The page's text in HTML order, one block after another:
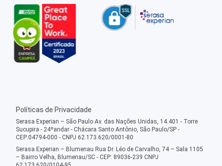
Políticas de Privacidade
Serasa Experian – São Paulo Av. das Nações Unidas, 14.401 - Torre
Sucupira - 24ºandar - Chácara Santo Antônio, São Paulo/SP -
CEP:04794-000 - CNPJ 62.173.620/0001-80
Serasa Experian – Blumenau Rua Dr. Léo de Carvalho, 74 – Sala 1105
– Bairro Velha, Blumenau/SC - CEP: 89036-239 CNPJ